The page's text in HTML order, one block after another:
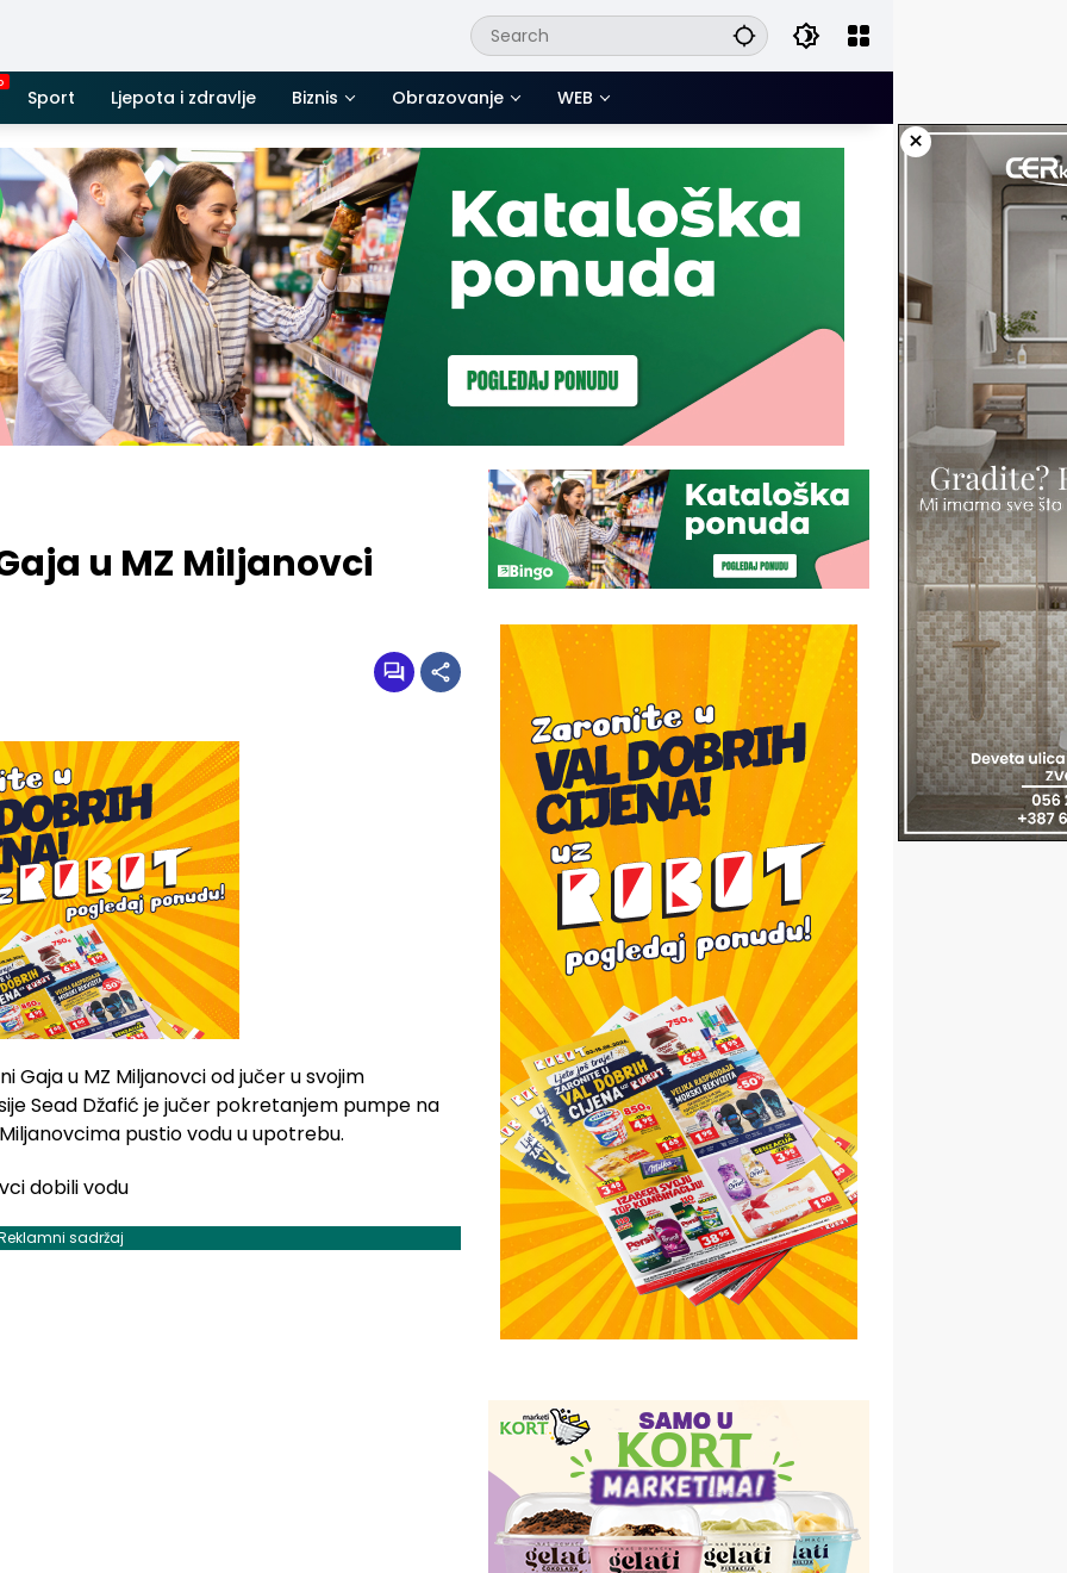
Sport Ljepota i zdravlje Biznis Obrazovanje WEB
×
u MZ Miljanovci
Gaja u MZ Miljanovci od jučer u svojim
Sead Džafić je jučer pokretanjem pumpe na
pustio vodu u upotrebu.
sadržaj